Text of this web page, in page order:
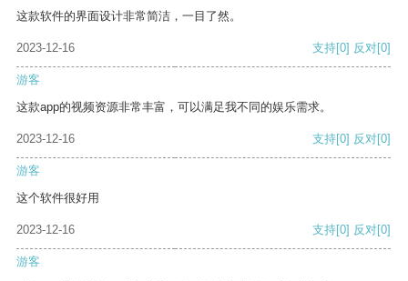
这款软件的界面设计非常简洁，一目了然。
2023-12-16 支持[0] 反对[0]
游客
这款app的视频资源非常丰富，可以满足我不同的娱乐需求。
2023-12-16 支持[0] 反对[0]
游客
这个软件很好用
2023-12-16 支持[0] 反对[0]
游客